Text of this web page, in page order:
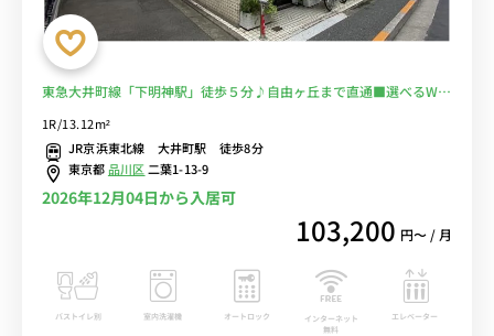
東急大井町線「下明神駅」徒歩５分♪自由ヶ丘まで直通■選べるWi-
1R/13.12m²
JR京浜東北線 大井町駅 徒歩8分
東京都品川区二葉1-13-9
2026年12月04日から入居可
103,200 円〜 / 月
バストイレ別 室内洗濯機 オートロック
インターネット
無料
エレベーター